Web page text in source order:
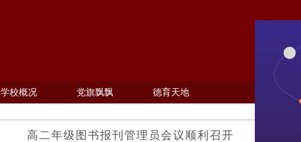
学校概况 党旗飘飘 德育天地
高二年级图书报刊管理员会议顺利召开